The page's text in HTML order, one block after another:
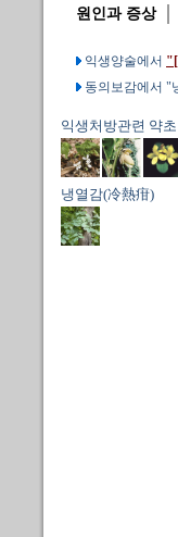
원인과 증상
익생양술에서 "[
동의보감에서 "
익생처방관련 약초
냉열감(冷熱疳)